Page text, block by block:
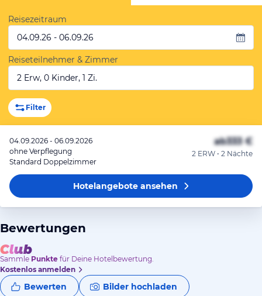
Reisezeitraum
04.09.26 - 06.09.26
Reiseteilnehmer & Zimmer
2 Erw, 0 Kinder, 1 Zi.
Filter
04.09.2026 - 06.09.2026
ohne Verpflegung
Standard Doppelzimmer
ab333 €
2 ERW • 2 Nächte
Hotelangeboteansehen
Bewertungen
Sammle Punkte für Deine Hotelbewertung.
Kostenlos anmelden
Bewerten Bilder hochladen